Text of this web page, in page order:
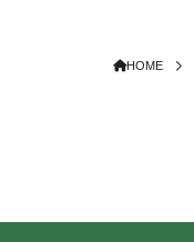
HOME